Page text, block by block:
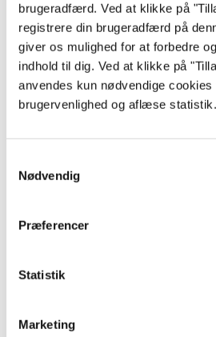
brugeradfærd. Ved at klikke på
registrere din brugeradfærd på
giver os mulighed for at forbedre
indhold til dig. Ved at klikke på
anvendes kun nødvendige
brugervenlighed og aflæse statistik.
Nødvendig
Præferencer
Statistik
Marketing